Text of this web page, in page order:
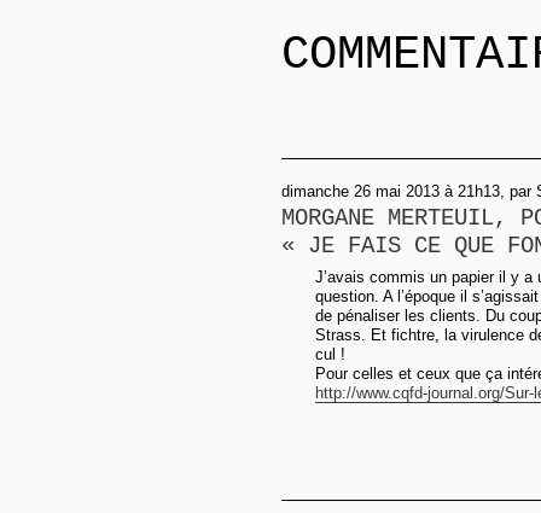
dimanche 26 mai 2013 à 21h13, par
MORGANE MERTEUIL,
« JE FAIS CE QUE
J’avais commis un papier il y a
question. A l’époque il
de pénaliser les clients. Du
Strass. Et fichtre, la virulence
cul !
Pour celles et ceux que ça
http://www.cqfd-journal.org/Sur-